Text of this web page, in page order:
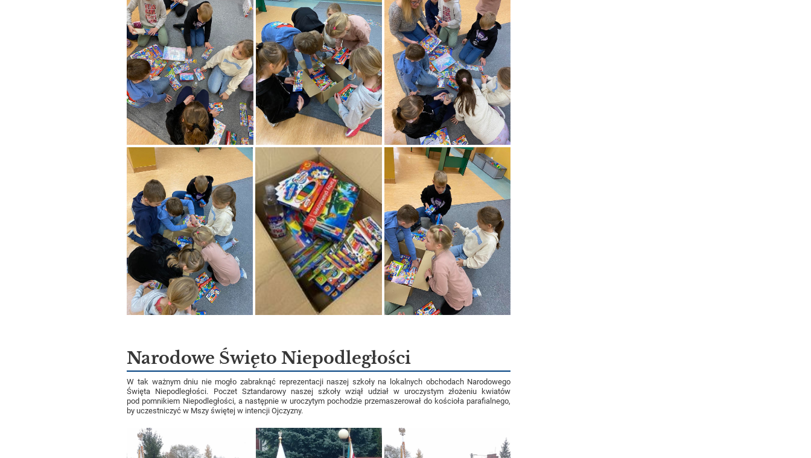
Narodowe Święto Niepodległości
W tak ważnym dniu nie mogło zabraknąć reprezentacji naszej szkoły na lokalnych obchodach Narodowego
Święta Niepodległości. Poczet Sztandarowy naszej szkoły wziął udział w uroczystym złożeniu kwiatów
pod pomnikiem Niepodległości, a następnie w uroczytym pochodzie przemaszerował do kościoła parafialnego,
by uczestniczyć w Mszy świętej w intencji Ojczyzny.